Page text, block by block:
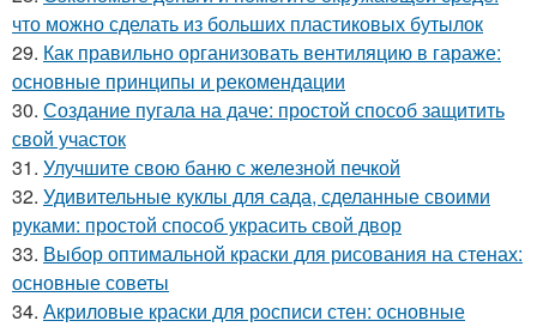
что можно сделать из больших пластиковых бутылок
29. Как правильно организовать вентиляцию в гараже:
основные принципы и рекомендации
30. Создание пугала на даче: простой способ защитить
свой участок
31. Улучшите свою баню с железной печкой
32. Удивительные куклы для сада, сделанные своими
руками: простой способ украсить свой двор
33. Выбор оптимальной краски для рисования на стенах:
основные советы
34. Акриловые краски для росписи стен: основные